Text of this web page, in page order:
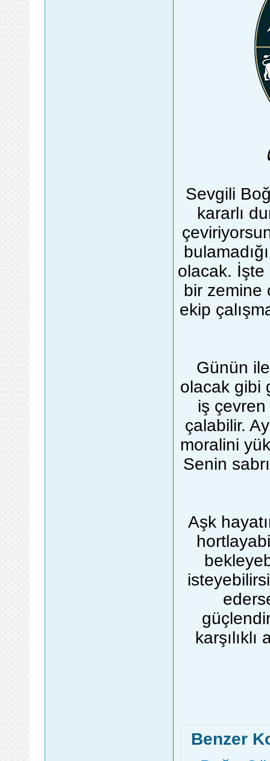
Sevgili
kararlı
olacak. İşte
bir zemine
ekip
Günün
olacak gibi
iş çevren
çalabilir.
moralini
Senin
Aşk
Benzer